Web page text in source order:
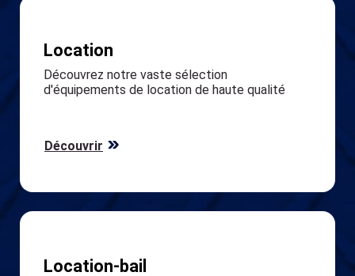
Découvrir
Découvrez les nombreux avantages du
programme de location de Red-D-Arc Logistics
Découvrir